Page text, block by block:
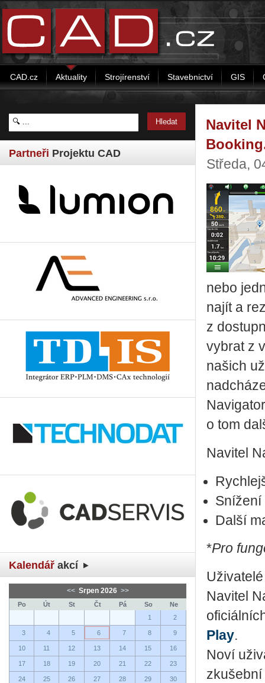
CAD.cz Aktuality Strojírenství Stavebnictví GIS
Partneři Projektu CAD
Kalendář akcí
<< Srpen 2026 >>
Po Út St Čt Pá So
Ne
1
2
3 4 5 6 7 8 9
10 11 12 13 14 15 16
17 18 19 20 21 22 23
24 25 26 27 28 29 30
Navitel
Středa,
nebo
najít a
z
vybrat z
našich
o tom
Navitel
Snížení
Další
*Pro
Navitel
Play.
Noví